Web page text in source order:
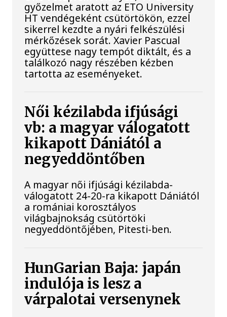
győzelmet aratott az ETO University
HT vendégeként csütörtökön, ezzel
sikerrel kezdte a nyári felkészülési
mérkőzések sorát. Xavier Pascual
együttese nagy tempót diktált, és a
találkozó nagy részében kézben
tartotta az eseményeket.
Női kézilabda ifjúsági
vb: a magyar válogatott
kikapott Dániától a
negyeddöntőben
A magyar női ifjúsági kézilabda-
válogatott 24-20-ra kikapott Dániától
a romániai korosztályos
világbajnokság csütörtöki
negyeddöntőjében, Pitesti-ben.
HunGarian Baja: japán
indulója is lesz a
várpalotai versenynek